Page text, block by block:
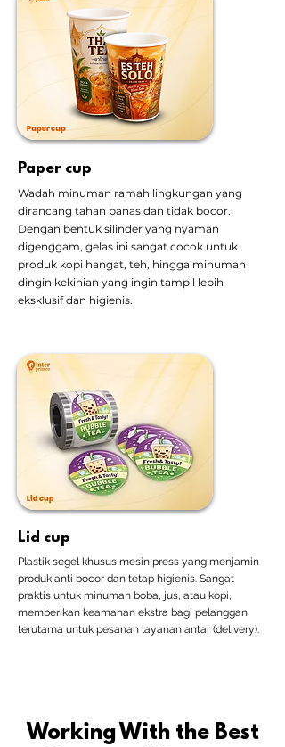
Paper cup
Wadah minuman ramah lingkungan yang
dirancang tahan panas dan tidak bocor.
Dengan bentuk silinder yang nyaman
digenggam, gelas ini sangat cocok untuk
produk kopi hangat, teh, hingga minuman
dingin kekinian yang ingin tampil lebih
eksklusif dan higienis.
Lid cup
Plastik segel khusus mesin press yang menjamin
produk anti bocor dan tetap higienis. Sangat
praktis untuk minuman boba, jus, atau kopi,
memberikan keamanan ekstra bagi pelanggan
terutama untuk pesanan layanan antar (delivery).
Working With the Best